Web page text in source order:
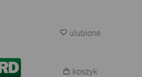
ulubione
koszyk